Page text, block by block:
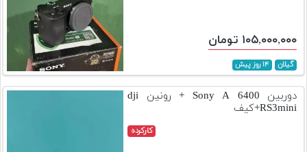
۱۰۵,۰۰۰,۰۰۰ تومان
گیلان ۱۴ روز پیش
دوربین 6400 Sony A + رونین dji
RS3mini+کیف
کارکرده